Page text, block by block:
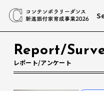
Report/
レポート/アンケート